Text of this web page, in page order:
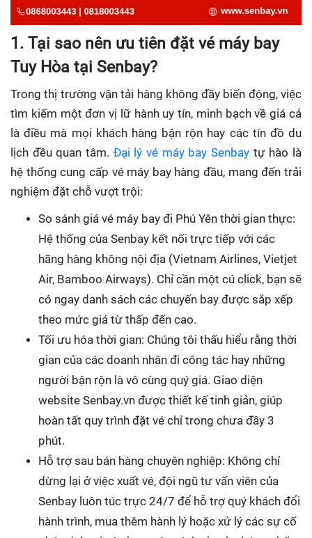
1. Tại sao nên ưu tiên đặt vé máy bay
Tuy Hòa tại Senbay?
Trong thị trường vận tải hàng không đầy biến động, việc
tìm kiếm một đơn vị lữ hành uy tín, minh bạch về giá cả
là điều mà mọi khách hàng bận rộn hay các tín đồ du
lịch đều quan tâm. Đại lý vé máy bay Senbay tự hào là
hệ thống cung cấp vé máy bay hàng đầu, mang đến trải
nghiệm đặt chỗ vượt trội:
So sánh giá vé máy bay đi Phú Yên thời gian thực:
Hệ thống của Senbay kết nối trực tiếp với các
hãng hàng không nội địa (Vietnam Airlines, Vietjet
Air, Bamboo Airways). Chỉ cần một cú click, bạn sẽ
có ngay danh sách các chuyến bay được sắp xếp
theo mức giá từ thấp đến cao.
Tối ưu hóa thời gian: Chúng tôi thấu hiểu rằng thời
gian của các doanh nhân đi công tác hay những
người bận rộn là vô cùng quý giá. Giao diện
website Senbay.vn được thiết kế tinh giản, giúp
hoàn tất quy trình đặt vé chỉ trong chưa đầy 3
phút.
Hỗ trợ sau bán hàng chuyên nghiệp: Không chỉ
dừng lại ở việc xuất vé, đội ngũ tư vấn viên của
Senbay luôn túc trực 24/7 để hỗ trợ quý khách đổi
hành trình, mua thêm hành lý hoặc xử lý các sự cố